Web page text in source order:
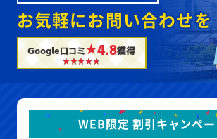
お気軽にお問い合わせを
Google口コミ★4.8獲得
WEB限定 割引キャンペ